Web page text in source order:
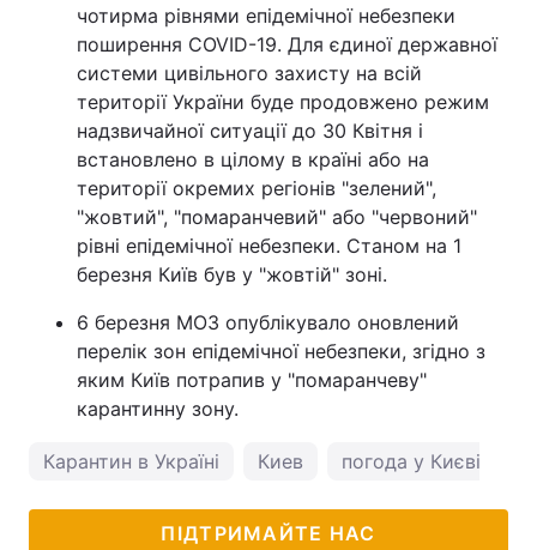
чотирма рівнями епідемічної небезпеки
поширення COVID-19. Для єдиної державної
системи цивільного захисту на всій
території України буде продовжено режим
надзвичайної ситуації до 30 Квітня і
встановлено в цілому в країні або на
території окремих регіонів "зелений",
"жовтий", "помаранчевий" або "червоний"
рівні епідемічної небезпеки. Станом на 1
березня Київ був у "жовтій" зоні.
6 березня МОЗ опублікувало оновлений
перелік зон епідемічної небезпеки, згідно з
яким Київ потрапив у "помаранчеву"
карантинну зону.
Карантин в Україні Киев погода у Києві
ПІДТРИМАЙТЕ НАС